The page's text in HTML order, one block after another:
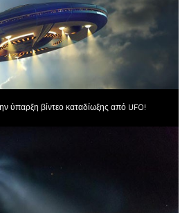
ύπαρξη βίντεο καταδίωξης από UFO!